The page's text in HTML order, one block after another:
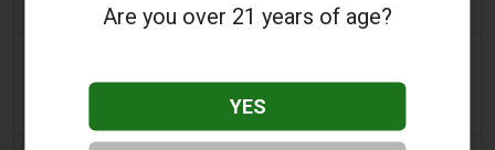
司机协助调查，车内发现电子烟
Vape Station 在阿联酋全境提供 Lost Mary 15,000 口
Are you over 21 years of age?
YES